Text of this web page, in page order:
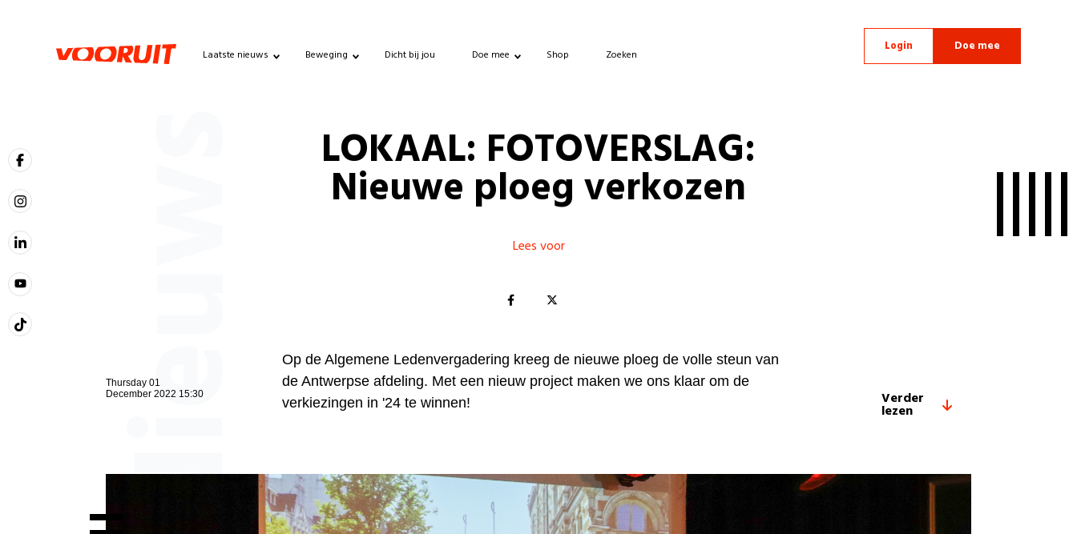
Laatste nieuws Beweging Dicht bij jou Doe mee Shop Zoeken
Login Doe mee
Nieuws LOKAAL: FOTOVERSLAG:
Nieuwe ploeg verkozen
Lees voor
Thursday 01
December 2022 15:30
Op de Algemene Ledenvergadering kreeg de nieuwe ploeg de volle steun van
de Antwerpse afdeling. Met een nieuw project maken we ons klaar om de
verkiezingen in '24 te winnen!
Verder
lezen